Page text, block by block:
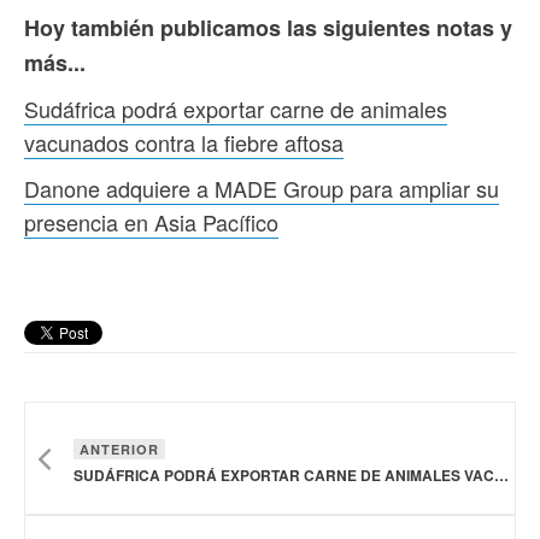
Hoy también publicamos las siguientes notas y
más...
Sudáfrica podrá exportar carne de animales
vacunados contra la fiebre aftosa
Danone adquiere a MADE Group para ampliar su
presencia en Asia Pacífico
ANTERIOR
SUDÁFRICA PODRÁ EXPORTAR CARNE DE ANIMALES VACUNADOS CONTRA LA FIEBRE AFTOSA